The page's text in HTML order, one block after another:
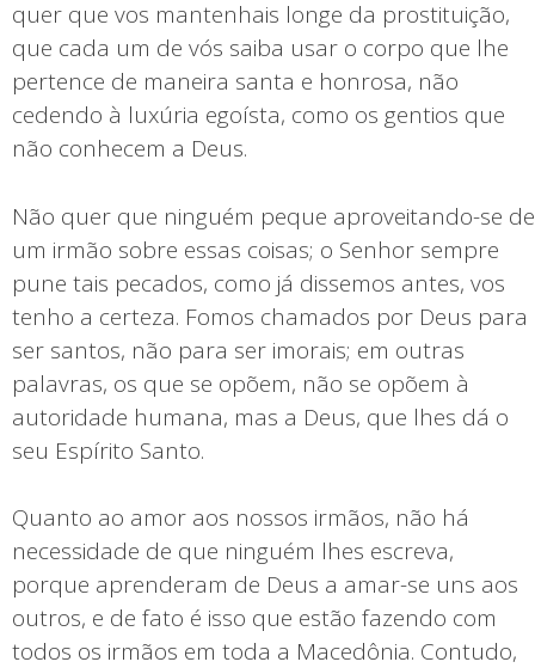
quer que vos mantenhais longe da prostituição,
que cada um de vós saiba usar o corpo que lhe
pertence de maneira santa e honrosa, não
cedendo à luxúria egoísta, como os gentios que
não conhecem a Deus.
Não quer que ninguém peque aproveitando-se de
um irmão sobre essas coisas; o Senhor sempre
pune tais pecados, como já dissemos antes, vos
tenho a certeza. Fomos chamados por Deus para
ser santos, não para ser imorais; em outras
palavras, os que se opõem, não se opõem à
autoridade humana, mas a Deus, que lhes dá o
seu Espírito Santo.
Quanto ao amor aos nossos irmãos, não há
necessidade de que ninguém lhes escreva,
porque aprenderam de Deus a amar-se uns aos
outros, e de fato é isso que estão fazendo com
todos os irmãos em toda a Macedônia. Contudo,